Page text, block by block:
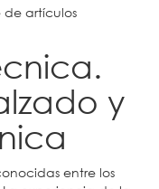
de artículos
y
entre los